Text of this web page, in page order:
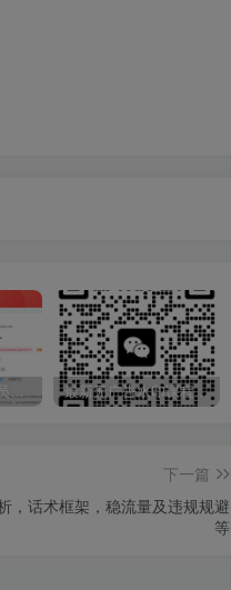
最新无广告水印课程资源 长期更新
下一篇
，话术框架，稳流量及违规规避
等